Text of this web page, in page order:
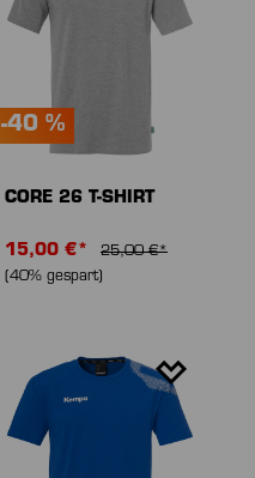
-40 %
CORE 26 T-SHIRT
15,00 €*
25,00 €*
(40% gespart)